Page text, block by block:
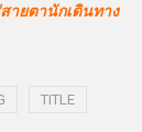
ายตานักเดินทาง
TITLE